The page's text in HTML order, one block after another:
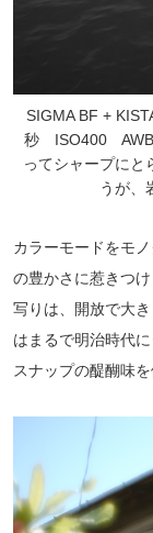
SIGMA BF +
秒 ISO400 AWB
ってシャープにと
うが、
カラーモードをモ
の豊かさに惹きつ
写りは、開放で大
はまるで明治時代
スナップの醍醐味を